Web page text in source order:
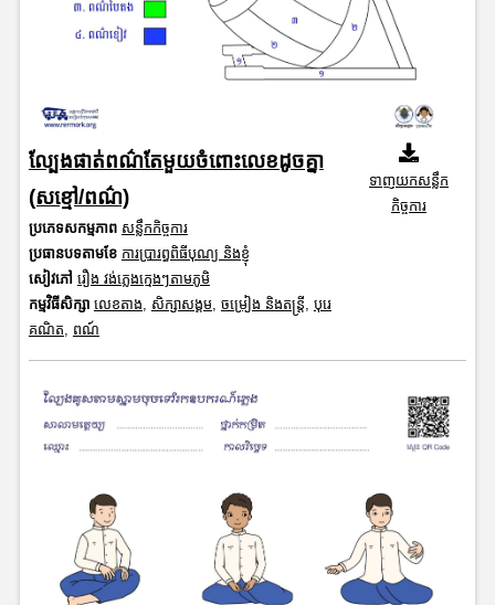
ល្បែងផាត់ពណ៌តែមួយចំពោះលេខដូចគ្នា
(សខ្មៅ/ពណ៌)
ប្រភេទសកម្មភាព សន្លឹកកិច្ចការ
ប្រធានបទតាមខែ ការប្រារព្ធពិធីបុណ្យ និងខ្ញុំ
សៀវភៅ រឿង វង់ភ្លេងក្មេងៗតាមភូមិ
កម្មវិធីសិក្សា លេខតាង សិក្សាសង្គម, ចម្រៀង និងតន្ត្រី បុរេ
គណិត
ពណ៍
ទាញយកសន្លឹក
កិច្ចការ